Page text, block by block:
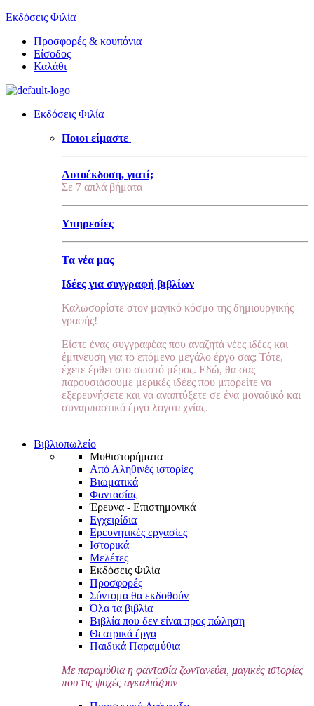
Εκδόσεις Φιλία
Προσφορές & κουπόνια
Είσοδος
Καλάθι
Εκδόσεις Φιλία
Ποιοι είμαστε
Αυτοέκδοση, γιατί;
Σε 7 απλά βήματα
Υπηρεσίες
Τα νέα μας
Ιδέες για συγγραφή βιβλίων
Καλωσορίστε στον μαγικό κόσμο της δημιουργικής
γραφής!
Είστε ένας συγγραφέας που αναζητά νέες ιδέες και
έμπνευση για το επόμενο μεγάλο έργο σας; Τότε,
έχετε έρθει στο σωστό μέρος. Εδώ, θα σας
παρουσιάσουμε μερικές ιδέες που μπορείτε να
εξερευνήσετε και να αναπτύξετε σε ένα μοναδικό και
συναρπαστικό έργο λογοτεχνίας.
Βιβλιοπωλείο
Μυθιστορήματα
Από Αληθινές ιστορίες
Βιωματικά
Φαντασίας
Έρευνα - Επιστημονικά
Εγχειρίδια
Ερευνητικές εργασίες
Ιστορικά
Μελέτες
Εκδόσεις Φιλία
Προσφορές
Σύντομα θα εκδοθούν
Όλα τα βιβλία
Βιβλία που δεν είναι προς πώληση
Θεατρικά έργα
Παιδικά Παραμύθια
Με παραμύθια η φαντασία ζωντανεύει, μαγικές ιστορίες
που τις ψυχές αγκαλιάζουν